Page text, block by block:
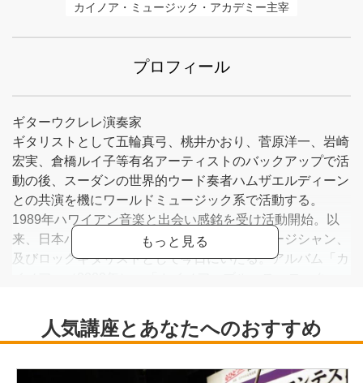
カイノア・ミュージック・アカデミー主宰
プロフィール
ギターウクレレ演奏家
ギタリストとして五輪真弓、桃井かおり、菅原洋一、岩崎
宏実、倉橋ルイ子等有名アーティストのバックアップで活
動の後、スーダンの世界的ウード奏者ハムザエルディーン
との共演を機にワールドミュージック系で活動する。
1989年ハワイアン音楽と出会い感銘を受け活動開始。以
来、日本ハワイアン会のトップ・プロ・ミュージシャン、
及びロックギタリストとして今日にいたる。アルバム「カ
ュージック・アワードでインターナショナル・ハワイア
ン・アルバム賞」を受賞。
各フェスティバル等多数出演。